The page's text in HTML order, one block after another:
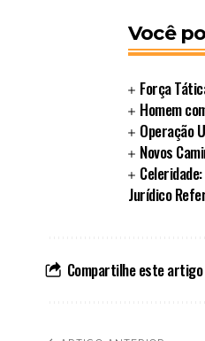
Você
Força
Homem
Operação
Novos
Jurídico
Compartilhe este artigo